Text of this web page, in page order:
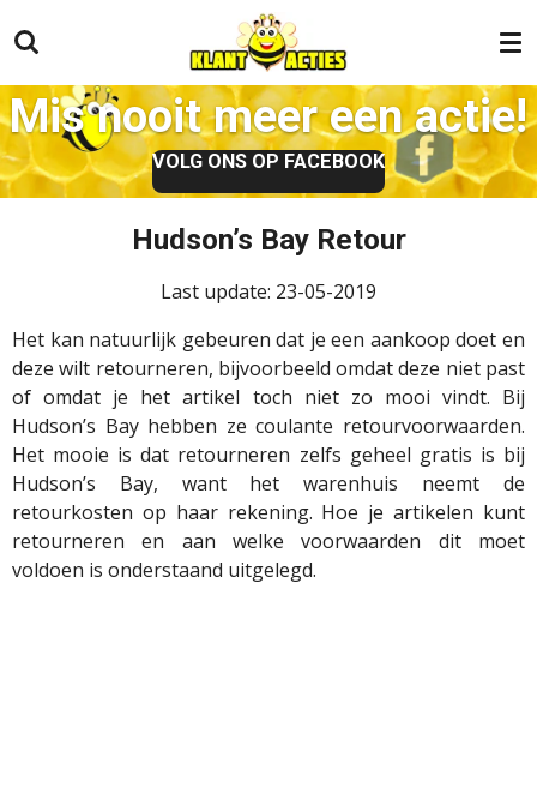
direct
naar
de
hoofdinhoud
Mis nooit meer een actie!
VOLG ONS OP FACEBOOK
Hudson’s Bay Retour
Last update: 23-05-2019
Het kan natuurlijk gebeuren dat je een aankoop doet en
deze wilt retourneren, bijvoorbeeld omdat deze niet past
of omdat je het artikel toch niet zo mooi vindt. Bij
Hudson’s Bay hebben ze coulante retourvoorwaarden.
Het mooie is dat retourneren zelfs geheel gratis is bij
Hudson’s Bay, want het warenhuis neemt de
retourkosten op haar rekening. Hoe je artikelen kunt
retourneren en aan welke voorwaarden dit moet
voldoen is onderstaand uitgelegd.